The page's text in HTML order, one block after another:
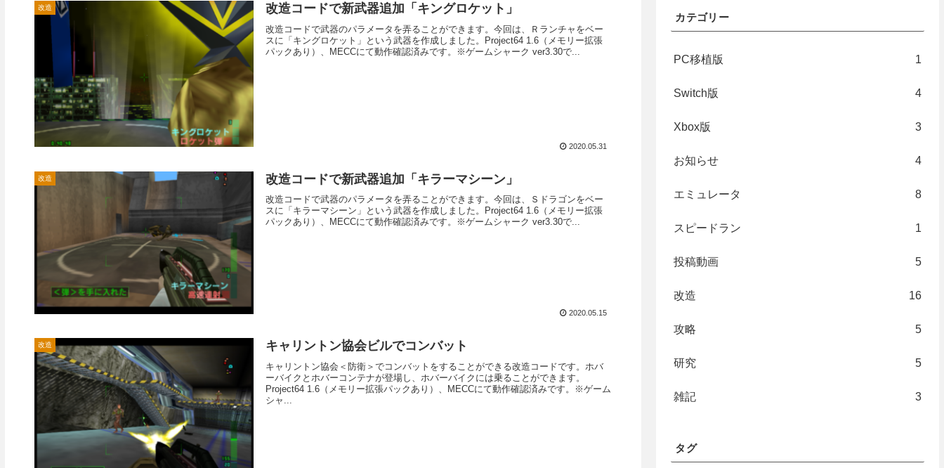
改造 改造コードで新武器追加「キングロケット」
改造コードで武器のパラメータを弄ることができます。今回は、Ｒランチャをベー
スに「キングロケット」という武器を作成しました。Project64 1.6（メモリー拡張
パックあり）、MECCにて動作確認済みです。※ゲームシャーク ver3.30で...
2020.05.31
改造 改造コードで新武器追加「キラーマシーン」
改造コードで武器のパラメータを弄ることができます。今回は、Ｓドラゴンをベー
スに「キラーマシーン」という武器を作成しました。Project64 1.6（メモリー拡張
パックあり）、MECCにて動作確認済みです。※ゲームシャーク ver3.30で...
2020.05.15
改造 キャリントン協会ビルでコンバット
キャリントン協会＜防衛＞でコンバットをすることができる改造コードです。ホバ
ーバイクとホバーコンテナが登場し、ホバーバイクには乗ることができます。
Project64 1.6（メモリー拡張パックあり）、MECCにて動作確認済みです。※ゲーム
シャ...
カテゴリー
PC移植版 1
Switch版 4
Xbox版 3
お知らせ 4
エミュレータ 8
スピードラン 1
投稿動画 5
改造 16
攻略 5
研究 5
雑記 3
タグ